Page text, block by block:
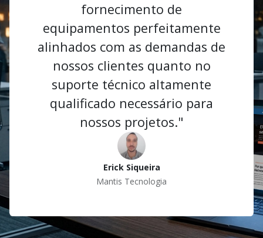
fornecimento de
equipamentos perfeitamente
alinhados com as demandas de
nossos clientes quanto no
suporte técnico altamente
qualificado necessário para
nossos projetos."
Erick Siqueira
Mantis Tecnologia